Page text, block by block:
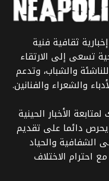
ثقافية فنية
تسعى إلى الارتقاء
والشباب، وتدعم
والشعراء والفنانين.
الأخبار الحينية
يحرص دائما على تقديم
والحياد
احترام الاختلاف